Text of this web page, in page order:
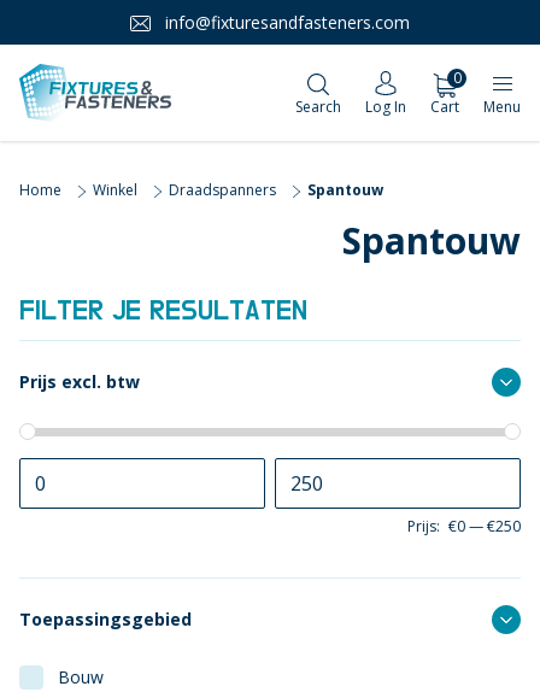
info@fixturesandfasteners.com
Search Log In
0
Cart
Menu
Home Winkel Draadspanners Spantouw
Spantouw
FILTER JE RESULTATEN
Prijs excl. btw
Prijs: €0—€250
Toepassingsgebied
Bouw